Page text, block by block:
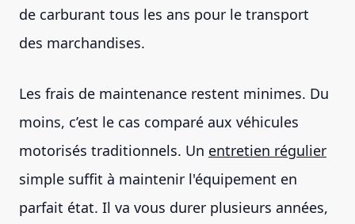
de carburant tous les ans pour le transport
des marchandises.
Les frais de maintenance restent minimes. Du
moins, c’est le cas comparé aux véhicules
motorisés traditionnels. Un entretien régulier
simple suffit à maintenir l'équipement en
parfait état. Il va vous durer plusieurs années,